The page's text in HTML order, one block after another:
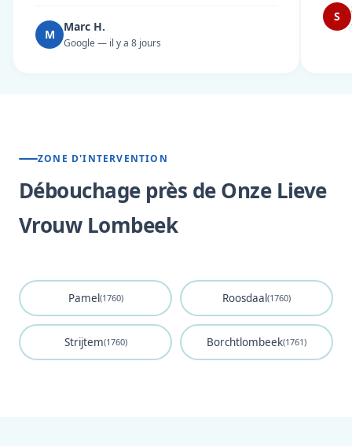
M
Marc H.
Google — il y a 8 jours
S
ZONE D'INTERVENTION
Débouchage près de Onze Lieve
Vrouw Lombeek
Pamel(1760) Roosdaal(1760)
Strijtem(1760) Borchtlombeek(1761)